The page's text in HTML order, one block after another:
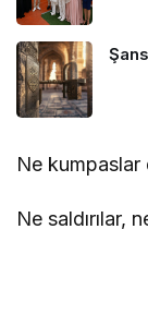
Ne
Ne saldırılar,